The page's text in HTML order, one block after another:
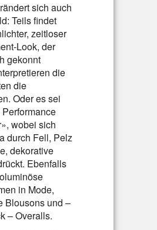
sich auch
Teils findet
zeitloser
Look, der
gekonnt
die
die
Oder es sei
wobei sich
durch Fell, Pelz
dekorative
Ebenfalls
in Mode,
Blousons und –
– Overalls.